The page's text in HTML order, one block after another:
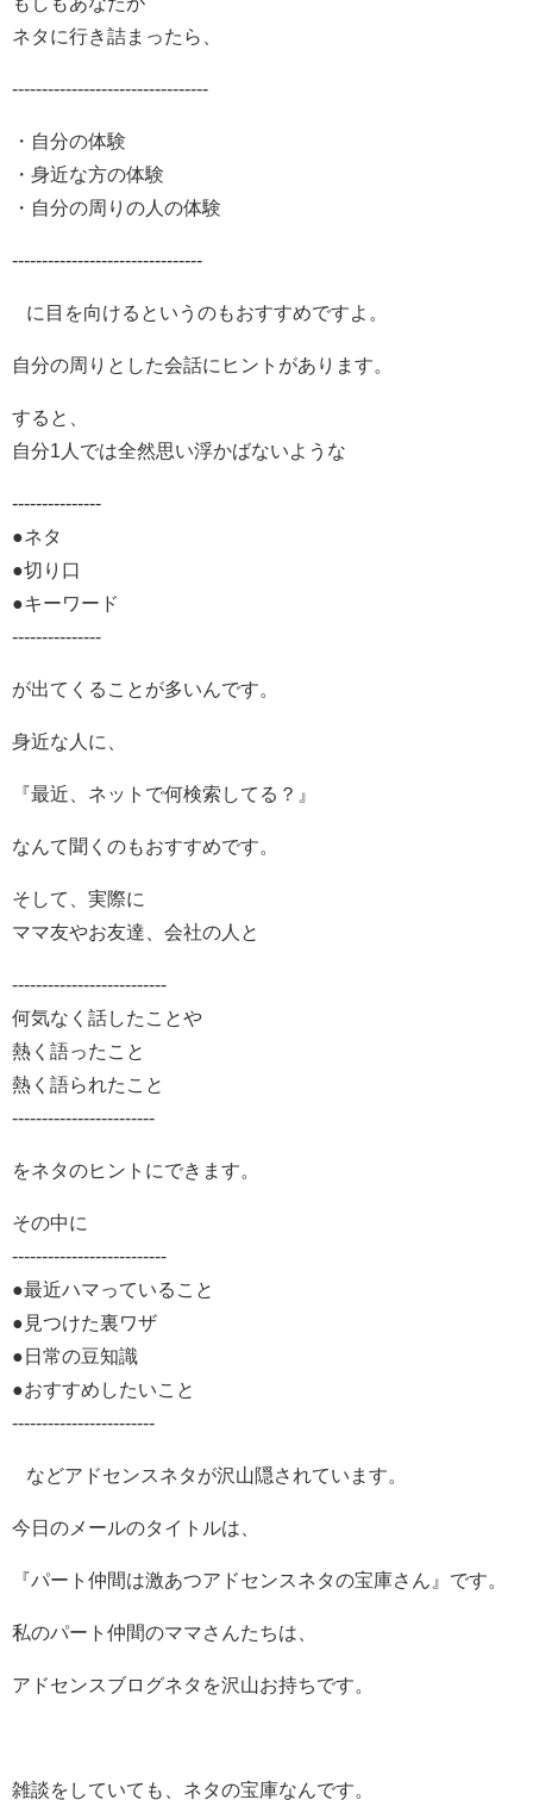
ネタに行き詰まったら、
---------------------------------
・自分の体験
・身近な方の体験
・自分の周りの人の体験
--------------------------------
に目を向けるというのもおすすめですよ。
自分の周りとした会話にヒントがあります。
すると、
自分1人では全然思い浮かばないような
---------------
●ネタ
●切り口
●キーワード
---------------
が出てくることが多いんです。
身近な人に、
『最近、ネットで何検索してる？』
なんて聞くのもおすすめです。
そして、実際に
ママ友やお友達、会社の人と
--------------------------
何気なく話したことや
熱く語ったこと
熱く語られたこと
------------------------
をネタのヒントにできます。
その中に
--------------------------
●最近ハマっていること
●見つけた裏ワザ
●日常の豆知識
●おすすめしたいこと
------------------------
などアドセンスネタが沢山隠されています。
今日のメールのタイトルは、
『パート仲間は激あつアドセンスネタの宝庫さん』です。
私のパート仲間のママさんたちは、
アドセンスブログネタを沢山お持ちです。
雑談をしていても、ネタの宝庫なんです。